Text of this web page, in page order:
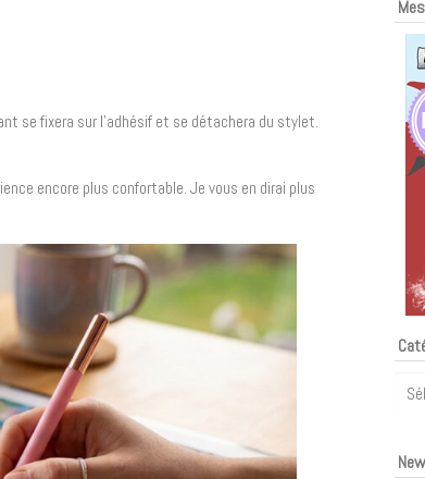
se fixera sur l’adhésif et se détachera du stylet.
encore plus confortable. Je vous en dirai plus